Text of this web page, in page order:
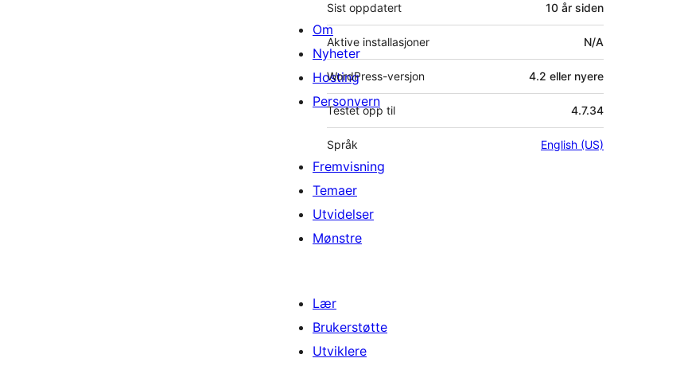
Sist oppdatert 10 år siden
Aktive installasjoner N/A
WordPress-versjon 4.2 eller nyere
Testet opp til 4.7.34
Språk English (US)
Om
Nyheter
Hosting
Personvern
Fremvisning
Temaer
Utvidelser
Mønstre
Lær
Brukerstøtte
Utviklere